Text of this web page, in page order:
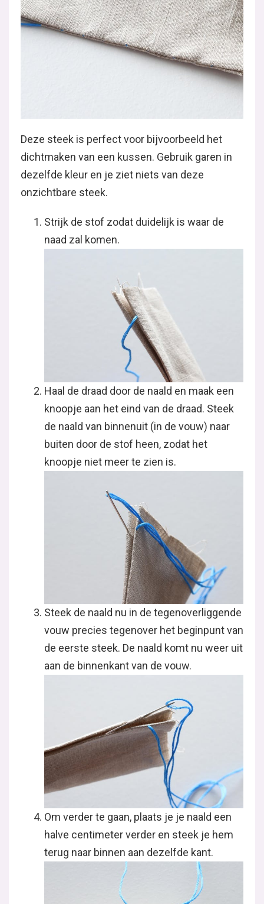
Deze steek is perfect voor bijvoorbeeld het
dichtmaken van een kussen. Gebruik garen in
dezelfde kleur en je ziet niets van deze
onzichtbare steek.
Strijk de stof zodat duidelijk is waar de
naad zal komen.
Haal de draad door de naald en maak een
knoopje aan het eind van de draad. Steek
de naald van binnenuit (in de vouw) naar
buiten door de stof heen, zodat het
knoopje niet meer te zien is.
Steek de naald nu in de tegenoverliggende
vouw precies tegenover het beginpunt van
de eerste steek. De naald komt nu weer uit
aan de binnenkant van de vouw.
Om verder te gaan, plaats je je naald een
halve centimeter verder en steek je hem
terug naar binnen aan dezelfde kant.